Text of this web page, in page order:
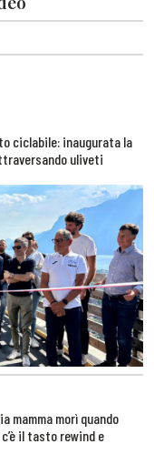
ciclabile: inaugurata la
uliveti
mamma morì quando
il tasto rewind e